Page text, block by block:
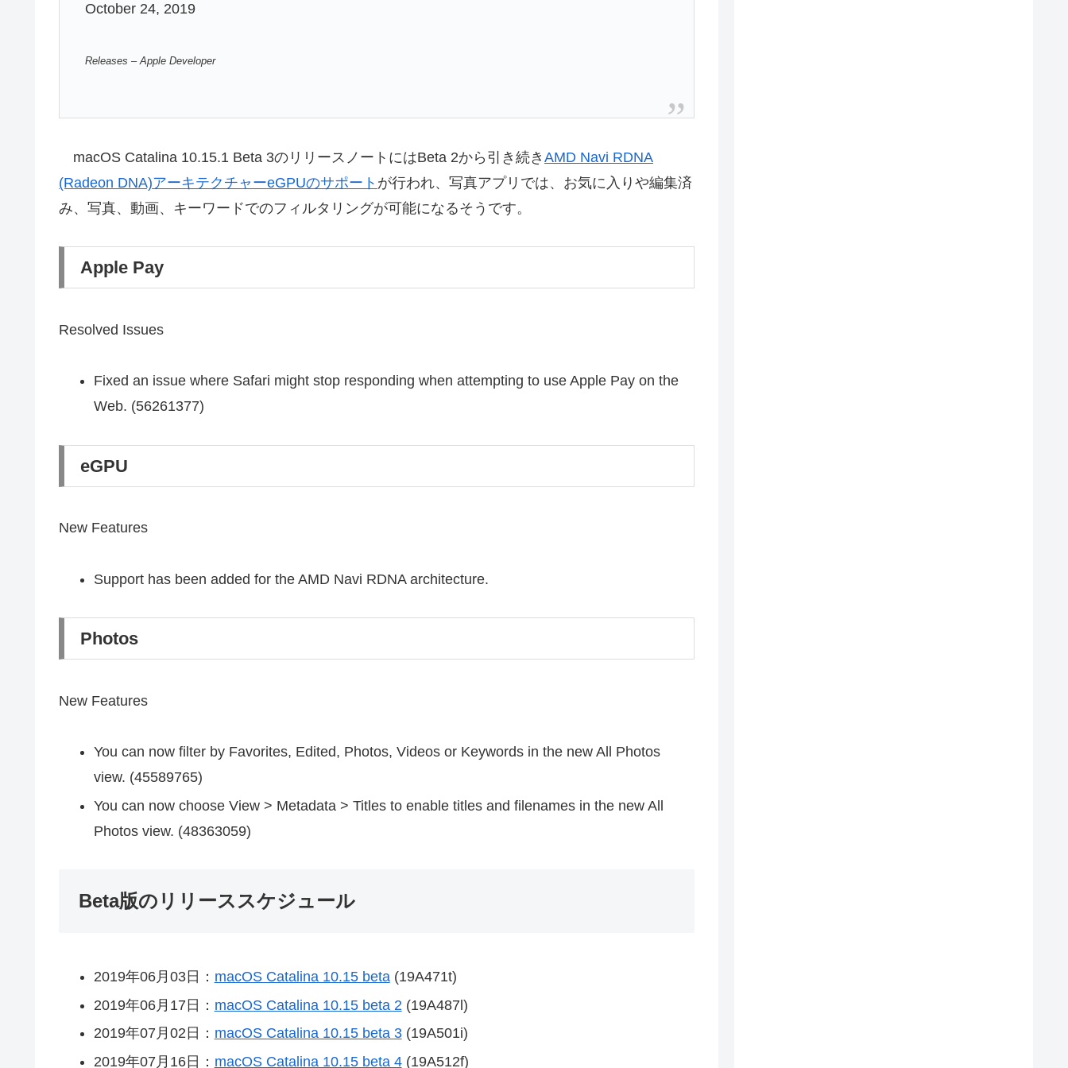
October 24, 2019
Releases – Apple Developer
macOS Catalina 10.15.1 Beta 3のリリースノートにはBeta 2から引き続き AMD Navi RDNA
(Radeon DNA)アーキテクチャーeGPUのサポート が行われ、写真アプリでは、お気に入りや編集済
み、写真、動画、キーワードでのフィルタリングが可能になるそうです。
Apple Pay
Resolved Issues
Fixed an issue where Safari might stop responding when attempting to use Apple Pay on the
Web. (56261377)
eGPU
New Features
Support has been added for the AMD Navi RDNA architecture.
Photos
New Features
You can now filter by Favorites, Edited, Photos, Videos or Keywords in the new All Photos
view. (45589765)
You can now choose View > Metadata > Titles to enable titles and filenames in the new All
Photos view. (48363059)
Beta版のリリーススケジュール
2019年06月03日： macOS Catalina 10.15 beta(19A471t)
2019年06月17日： macOS Catalina 10.15 beta 2 (19A487l)
2019年07月02日： macOS Catalina 10.15 beta 3(19A501i)
2019年07月16日： macOS Catalina 10.15 beta 4(19A512f)